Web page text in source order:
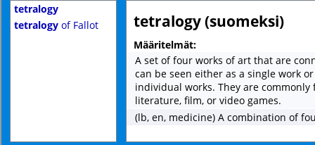
tetralogy
tetralogy of Fallot tetralogy (suomeksi)
Määritelmät:
A set of four works of art that are
can be seen either as a single work
individual works. They are commonly
literature, film, or video games.
(lb, en, medicine) A combination of